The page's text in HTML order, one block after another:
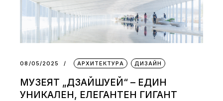
08/05/2025 АРХИТЕКТУРА ДИЗАЙН
МУЗЕЯТ „ДЗАЙШУЕЙ“ – ЕДИН
УНИКАЛЕН, ЕЛЕГАНТЕН ГИГАНТ